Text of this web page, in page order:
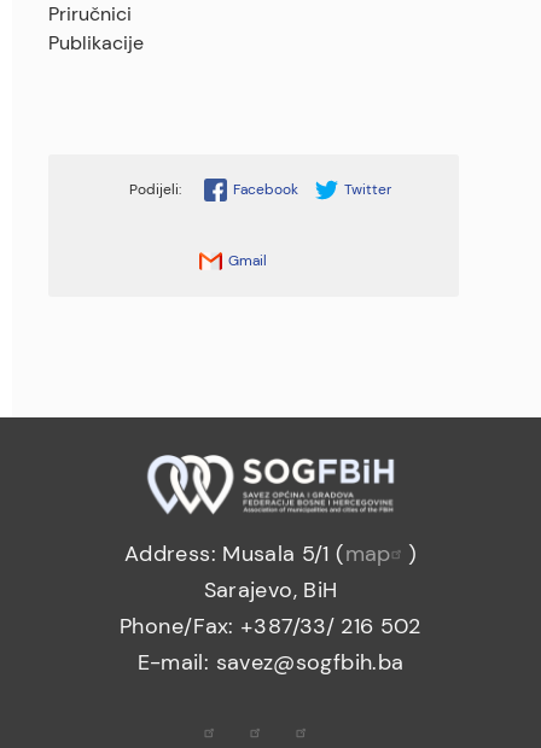
Priručnici
Publikacije
Facebook Twitter
Gmail
Address: Musala 5/1 (map
)
Sarajevo, BiH
Phone/Fax: +387/33/ 216 502
E-mail: savez@sogfbih.ba